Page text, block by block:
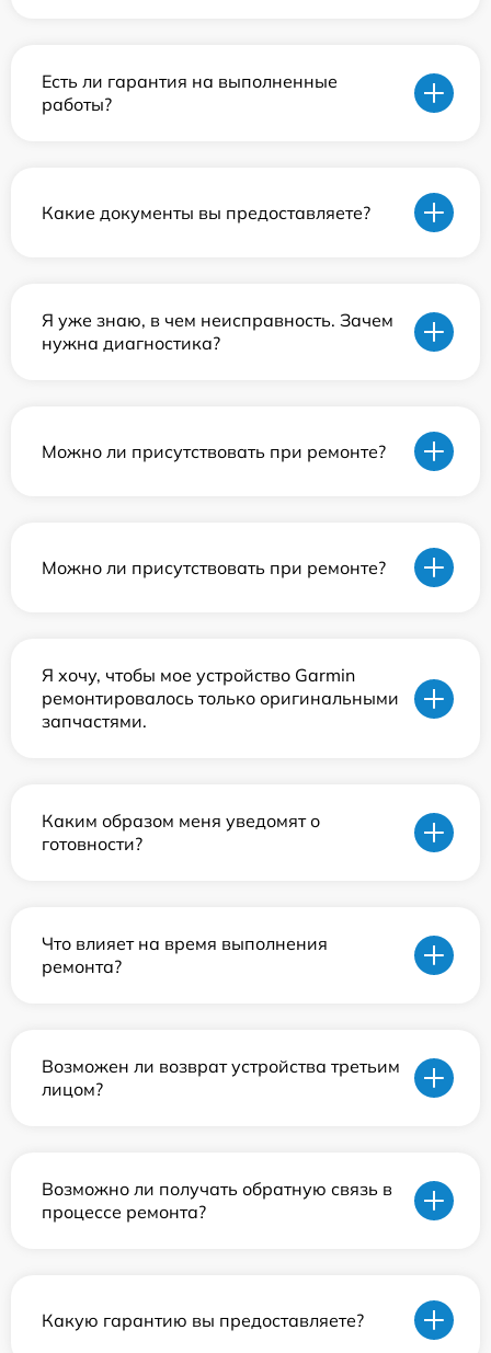
Есть ли гарантия на выполненные
работы?
Какие документы вы предоставляете?
Я уже знаю, в чем неисправность. Зачем
нужна диагностика?
Можно ли присутствовать при ремонте?
Можно ли присутствовать при ремонте?
Я хочу, чтобы мое устройство Garmin
ремонтировалось только оригинальными
запчастями.
Каким образом меня уведомят о
готовности?
Что влияет на время выполнения
ремонта?
Возможен ли возврат устройства третьим
лицом?
Возможно ли получать обратную связь в
процессе ремонта?
Какую гарантию вы предоставляете?